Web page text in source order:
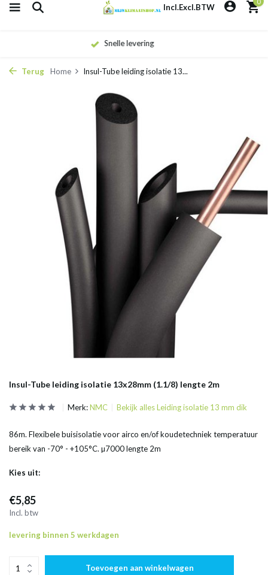
Incl.Excl.BTW
Eigen monteurs
Terug Home Insul-Tube leiding isolatie 13...
Insul-Tube leiding isolatie 13x28mm (1.1/8) lengte 2m
Merk:NMC Bekijk alles Leiding isolatie 13 mm dik
86m. Flexibele buisisolatie voor airco en/of koudetechniek temperatuur
bereik van -70° - +105°C. µ7000 lengte 2m
Kies uit:
€5,85
Incl. btw
levering binnen 5 werkdagen
Toevoegen aan winkelwagen